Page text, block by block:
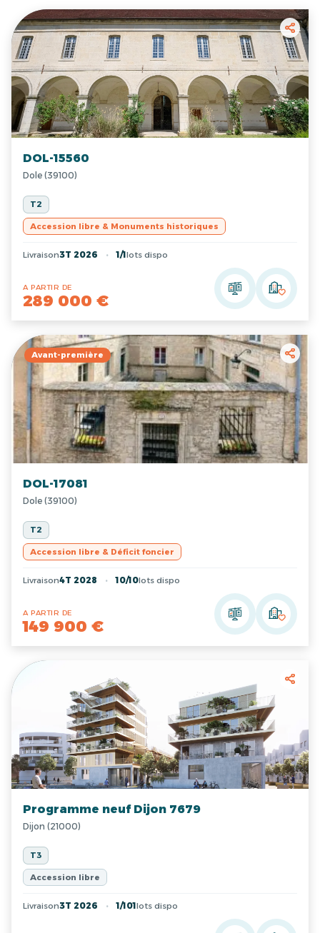
DOL-15560
Dole (39100)
T2
Accession libre & Monuments historiques
Livraison3T 2026 1/1 lots dispo
A PARTIR DE
289 000 €
Avant-première
DOL-17081
Dole (39100)
T2
Accession libre & Déficit foncier
Livraison4T 2028 10/10lots dispo
A PARTIR DE
149 900 €
Programme neuf Dijon 7679
Dijon (21000)
T3
Accession libre
Livraison3T 2026 1/101 lots dispo